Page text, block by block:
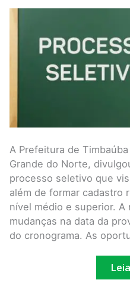
A Prefeitura de
Grande do Norte,
processo seletivo que
além de formar cadastro
nível médio e superior. A
mudanças na data da
do cronograma. As
com
55